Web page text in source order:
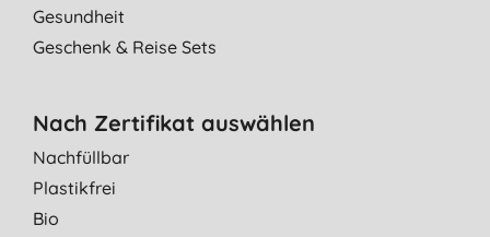
Gesundheit
Geschenk & Reise Sets
Nach Zertifikat auswählen
Nachfüllbar
Plastikfrei
Bio